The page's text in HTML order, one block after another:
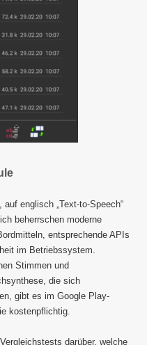
englisch „Text-to-Speech“
beherrschen moderne
entsprechende APIs
im Betriebssystem.
Stimmen und
die sich
gibt es im Google Play-
kostenpflichtig.
darüber, welche